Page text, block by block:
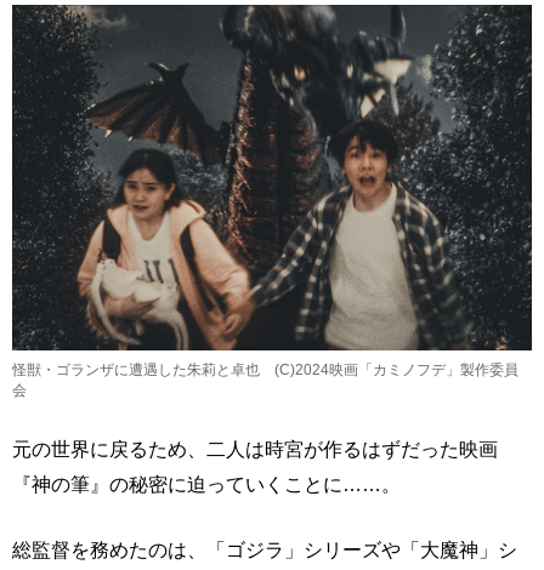
怪獣・ゴランザに遭遇した朱莉と卓也 (C)2024映画「カミノフデ」製作委員
会
元の世界に戻るため、二人は時宮が作るはずだった映画
『神の筆』の秘密に迫っていくことに……。
総監督を務めたのは、「ゴジラ」シリーズや「大魔神」シ